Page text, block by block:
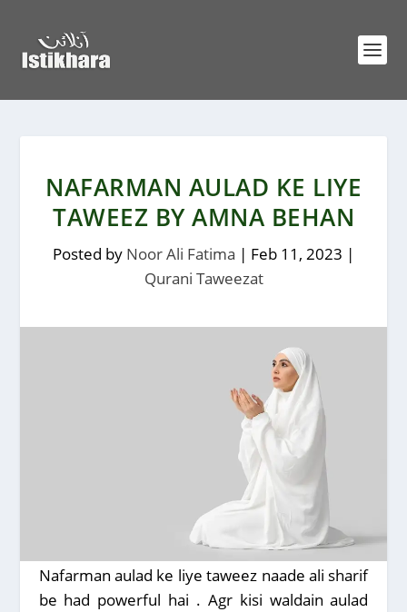
NAFARMAN AULAD KE LIYE
TAWEEZ BY AMNA BEHAN
Posted by Noor Ali Fatima | Feb 11, 2023 |
Qurani Taweezat
Nafarman aulad ke liye taweez naade ali sharif
be had powerful hai . Agr kisi waldain aulad